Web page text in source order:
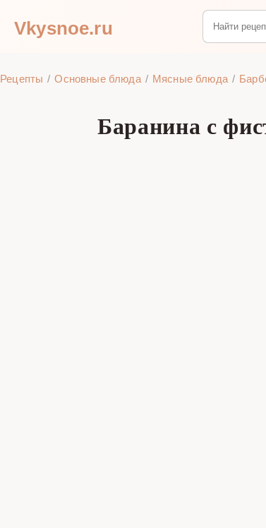
Vkysnoe.ru
Рецепты Основные блюда Мясные блюда
Баранина с